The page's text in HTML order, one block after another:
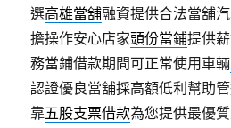
選高雄當舖融資提供合法當舖
擔操作安心店家頭份當鋪提供
務當鋪借款期間可正常使用車輛
認證優良當舖採高額低利幫助
靠五股支票借款為您提供最優